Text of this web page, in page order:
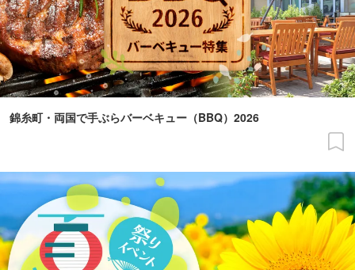
錦糸町・両国で手ぶらバーベキュー（BBQ）2026